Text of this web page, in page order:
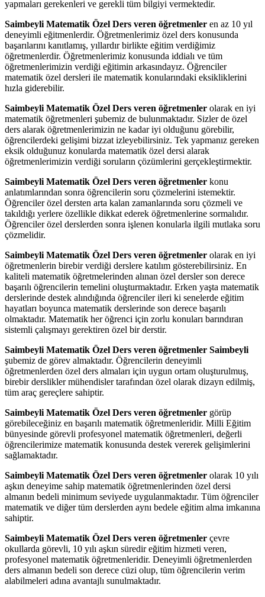
yapmaları gerekenleri ve gerekli tüm bilgiyi vermektedir.
Saimbeyli Matematik Özel Ders veren öğretmenler en az 10 yıl
deneyimli eğitmenlerdir. Öğretmenlerimiz özel ders konusunda
başarılarını kanıtlamış, yıllardır birlikte eğitim verdiğimiz
öğretmenlerdir. Öğretmenlerimiz konusunda iddialı ve tüm
öğretmenlerimizin verdiği eğitimin arkasındayız. Öğrenciler
matematik özel dersleri ile matematik konularındaki eksikliklerini
hızla giderebilir.
Saimbeyli Matematik Özel Ders veren öğretmenler olarak en iyi
matematik öğretmenleri şubemiz de bulunmaktadır. Sizler de özel
ders alarak öğretmenlerimizin ne kadar iyi olduğunu görebilir,
öğrencilerdeki gelişimi bizzat izleyebilirsiniz. Tek yapmanız gereken
eksik olduğunuz konularda matematik özel dersi alarak
öğretmenlerimizin verdiği soruların çözümlerini gerçekleştirmektir.
Saimbeyli Matematik Özel Ders veren öğretmenler konu
anlatımlarından sonra öğrencilerin soru çözmelerini istemektir.
Öğrenciler özel dersten arta kalan zamanlarında soru çözmeli ve
takıldığı yerlere özellikle dikkat ederek öğretmenlerine sormalıdır.
Öğrenciler özel derslerden sonra işlenen konularla ilgili mutlaka soru
çözmelidir.
Saimbeyli Matematik Özel Ders veren öğretmenler olarak en iyi
öğretmenlerin birebir verdiği derslere katılım gösterebilirsiniz. En
kaliteli matematik öğretmelerinden alınan özel dersler son derece
başarılı öğrencilerin temelini oluşturmaktadır. Erken yaşta matematik
derslerinde destek alındığında öğrenciler ileri ki senelerde eğitim
hayatları boyunca matematik derslerinde son derece başarılı
olmaktadır. Matematik her öğrenci için zorlu konuları barındıran
sistemli çalışmayı gerektiren özel bir derstir.
Saimbeyli Matematik Özel Ders veren öğretmenler Saimbeyli
şubemiz de görev almaktadır. Öğrencilerin deneyimli
öğretmenlerden özel ders almaları için uygun ortam oluşturulmuş,
birebir derslikler mühendisler tarafından özel olarak dizayn edilmiş,
tüm araç gereçlere sahiptir.
Saimbeyli Matematik Özel Ders veren öğretmenler görüp
görebileceğiniz en başarılı matematik öğretmenleridir. Milli Eğitim
bünyesinde görevli profesyonel matematik öğretmenleri, değerli
öğrencilerimize matematik konusunda destek vererek gelişimlerini
sağlamaktadır.
Saimbeyli Matematik Özel Ders veren öğretmenler olarak 10 yılı
aşkın deneyime sahip matematik öğretmenlerinden özel dersi
almanın bedeli minimum seviyede uygulanmaktadır. Tüm öğrenciler
matematik ve diğer tüm derslerden aynı bedele eğitim alma imkanına
sahiptir.
Saimbeyli Matematik Özel Ders veren öğretmenler çevre
okullarda görevli, 10 yılı aşkın süredir eğitim hizmeti veren,
profesyonel matematik öğretmenleridir. Deneyimli öğretmenlerden
ders almanın bedeli son derece cüzi olup, tüm öğrencilerin verim
alabilmeleri adına avantajlı sunulmaktadır.